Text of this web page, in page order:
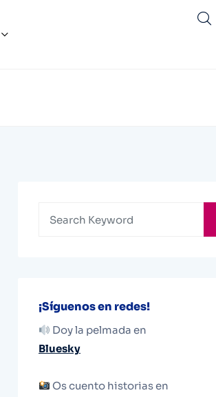
¡Síguenos en redes!
Doy la pelmada en
Bluesky
Os cuento historias en